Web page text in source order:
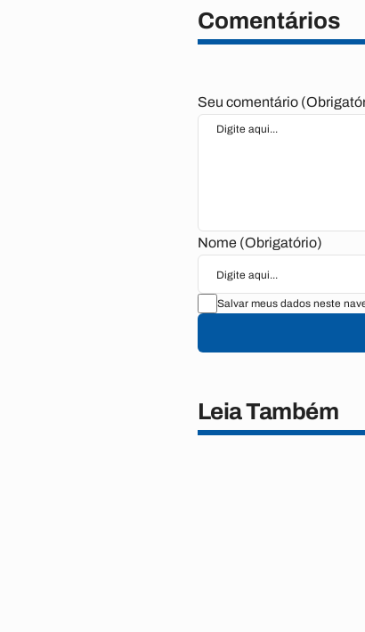
Comentários
Seu comentário
Nome (Obrigatório)
Salvar meus dados neste
Leia Também